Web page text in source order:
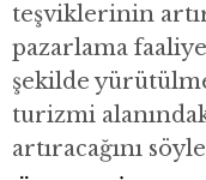
teşviklerinin
pazarlama
şekilde
turizmi
artıracağını